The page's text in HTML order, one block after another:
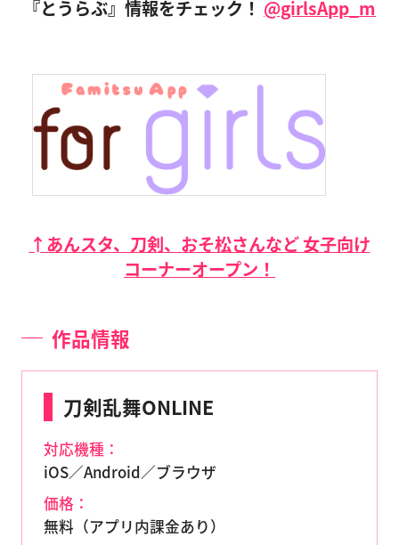
『とうらぶ』情報をチェック！ @girlsApp_m
↑あんスタ、刀剣、おそ松さんなど 女子向け
コーナーオープン！
作品情報
刀剣乱舞ONLINE
対応機種：
iOS／Android／ブラウザ
価格：
無料（アプリ内課金あり）